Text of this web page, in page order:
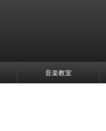
音楽教室